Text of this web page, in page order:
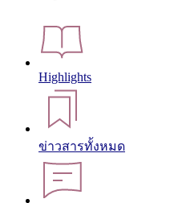
Highlights
ข่าวสารทั้งหมด